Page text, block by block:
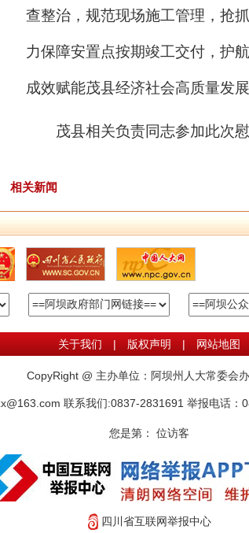
查整治，规范现场施工管理，抢
力保障安置点按期竣工交付，护
成效赋能茂县经济社会高质量发展
茂县相关负责同志参加此次
相关新闻
关于我们 | 版权声明 | 网站地图
CopyRight @ 主办单位：阿坝州人大常委会
联系我们:0837-2831691 举报电话：
您是第： 位访客
四川省互联网举报中心